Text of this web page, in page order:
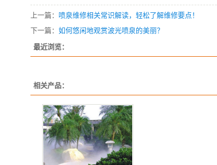
上一篇： 喷泉维修相关常识解读，轻松了解维修要点！
下一篇： 如何悠闲地观赏波光喷泉的美丽？
最近浏览：
相关产品：